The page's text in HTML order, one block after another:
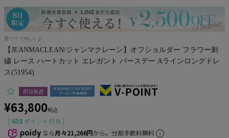
華やかで美しい♪
【JEANMACLEAN/ジャンマクレーン】オフショルダー フラワー刺
繍 レース ハートカット エレガント バースデー Aラインロングドレ
ス(51954)
即日発送
¥63,800税込
[ 638 ポイント付与 ]
なら月々21,266円から。分割手数料無料